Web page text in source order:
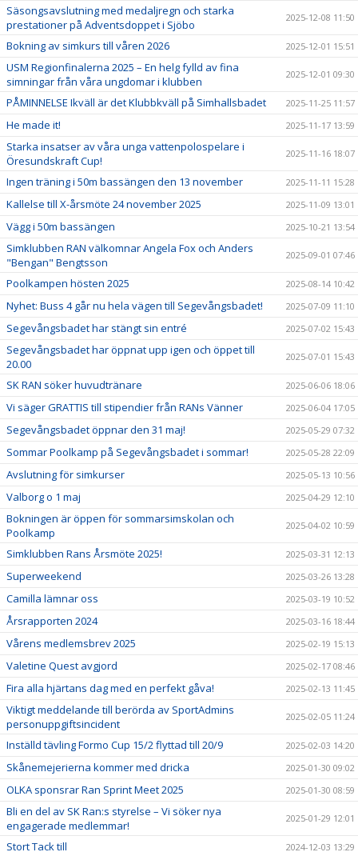
Säsongsavslutning med medaljregn och starka
prestationer på Adventsdoppet i Sjöbo
2025-12-08 11:50
Bokning av simkurs till våren 2026 2025-12-01 15:51
USM Regionfinalerna 2025 – En helg fylld av fina
simningar från våra ungdomar i klubben
2025-12-01 09:30
PÅMINNELSE Ikväll är det Klubbkväll på Simhallsbadet 2025-11-25 11:57
He made it! 2025-11-17 13:59
Starka insatser av våra unga vattenpolospelare i
Öresundskraft Cup!
2025-11-16 18:07
Ingen träning i 50m bassängen den 13 november 2025-11-11 15:28
Kallelse till X-årsmöte 24 november 2025 2025-11-09 13:01
Vägg i 50m bassängen 2025-10-21 13:54
Simklubben RAN välkomnar Angela Fox och Anders
"Bengan" Bengtsson
2025-09-01 07:46
Poolkampen hösten 2025 2025-08-14 10:42
Nyhet: Buss 4 går nu hela vägen till Segevångsbadet! 2025-07-09 11:10
Segevångsbadet har stängt sin entré 2025-07-02 15:43
Segevångsbadet har öppnat upp igen och öppet till
20.00
2025-07-01 15:43
SK RAN söker huvudtränare 2025-06-06 18:06
Vi säger GRATTIS till stipendier från RANs Vänner 2025-06-04 17:05
Segevångsbadet öppnar den 31 maj! 2025-05-29 07:32
Sommar Poolkamp på Segevångsbadet i sommar! 2025-05-28 22:09
Avslutning för simkurser 2025-05-13 10:56
Valborg o 1 maj 2025-04-29 12:10
Bokningen är öppen för sommarsimskolan och
Poolkamp
2025-04-02 10:59
Simklubben Rans Årsmöte 2025! 2025-03-31 12:13
Superweekend 2025-03-26 13:28
Camilla lämnar oss 2025-03-19 10:52
Årsrapporten 2024 2025-03-16 18:44
Vårens medlemsbrev 2025 2025-02-19 15:13
Valetine Quest avgjord 2025-02-17 08:46
Fira alla hjärtans dag med en perfekt gåva! 2025-02-13 11:45
Viktigt meddelande till berörda av SportAdmins
personuppgiftsincident
2025-02-05 11:24
Inställd tävling Formo Cup 15/2 flyttad till 20/9 2025-02-03 14:20
Skånemejerierna kommer med dricka 2025-01-30 09:02
OLKA sponsrar Ran Sprint Meet 2025 2025-01-30 08:59
Bli en del av SK Ran:s styrelse – Vi söker nya
engagerade medlemmar!
2025-01-29 12:01
Stort Tack till 2024-12-03 13:29